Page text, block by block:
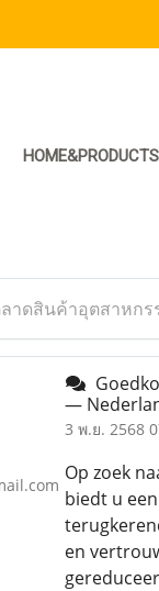
HOME&PRODUCTS
าดสินค้าอุตสาหกร
—
3 พ.ย. 2568
Op zoek
biedt u
en